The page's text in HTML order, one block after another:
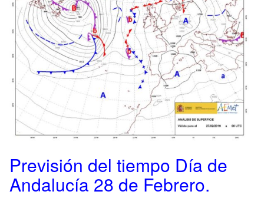
Previsión del tiempo Día de
Andalucía 28 de Febrero.